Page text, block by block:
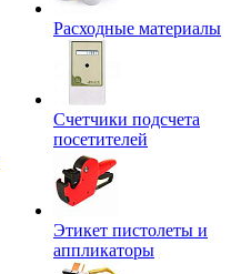
Расходные материалы
Счетчики подсчета
посетителей
Этикет пистолеты и
аппликаторы